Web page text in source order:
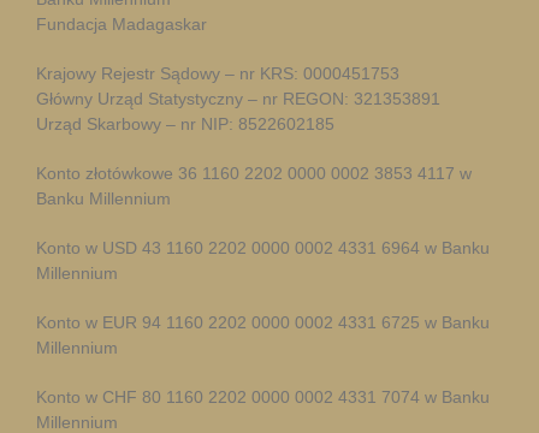
Fundacja Madagaskar
Krajowy Rejestr Sądowy – nr KRS: 0000451753
Główny Urząd Statystyczny – nr REGON: 321353891
Urząd Skarbowy – nr NIP: 8522602185
Konto złotówkowe 36 1160 2202 0000 0002 3853 4117 w
Banku Millennium
Konto w USD 43 1160 2202 0000 0002 4331 6964 w Banku
Millennium
Konto w EUR 94 1160 2202 0000 0002 4331 6725 w Banku
Millennium
Konto w CHF 80 1160 2202 0000 0002 4331 7074 w Banku
Millennium